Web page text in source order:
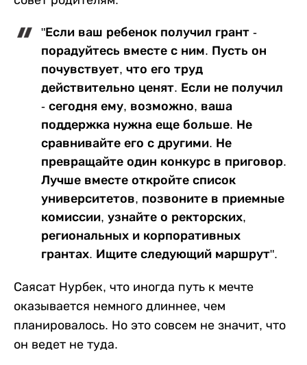
"Если ваш ребенок получил грант -
порадуйтесь вместе с ним. Пусть он
почувствует, что его труд
действительно ценят. Если не получил
- сегодня ему, возможно, ваша
поддержка нужна еще больше. Не
сравнивайте его с другими. Не
превращайте один конкурс в приговор.
Лучше вместе откройте список
университетов, позвоните в приемные
комиссии, узнайте о ректорских,
региональных и корпоративных
грантах. Ищите следующий маршрут".
Саясат Нурбек, что иногда путь к мечте
оказывается немного длиннее, чем
планировалось. Но это совсем не значит, что
он ведет не туда.